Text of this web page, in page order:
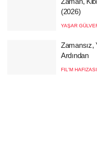
(2026)
YAŞAR
Zamansız,
Ardından
FIL'M HAFIZASI